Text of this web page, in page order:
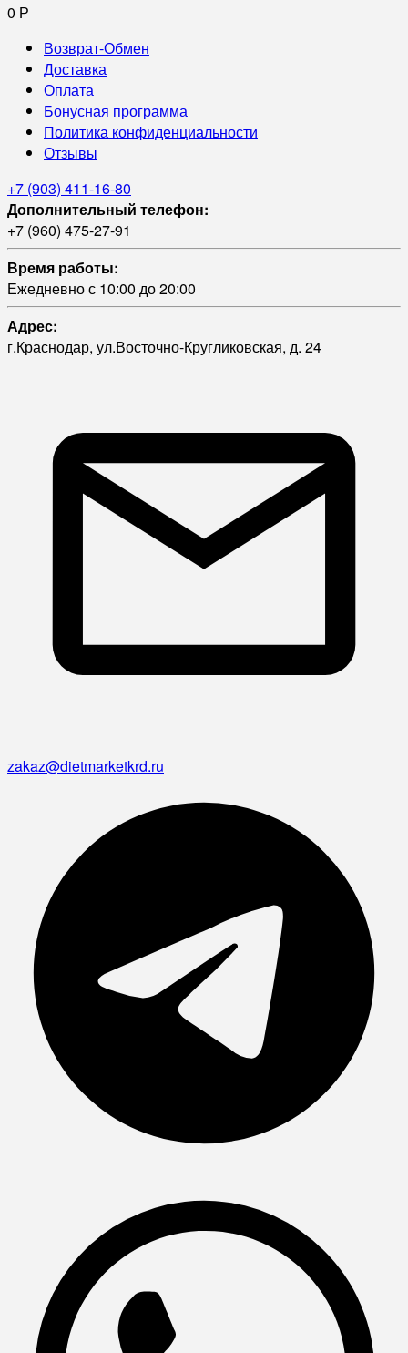
0 Р
Возврат-Обмен
Доставка
Оплата
Бонусная программа
Политика конфиденциальности
Отзывы
+7 (903) 411-16-80
Дополнительный телефон:
+7 (960) 475-27-91
Время работы:
Ежедневно с 10:00 до 20:00
Адрес:
г.Краснодар, ул.Восточно-Кругликовская, д. 24
zakaz@dietmarketkrd.ru